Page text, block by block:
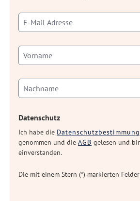
Datenschutz
Ich habe die
genommen und die AGB gelesen und
einverstanden.
Die mit einem Stern (*) markierten